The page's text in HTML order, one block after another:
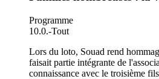
Programme
10.0.-Tout
Lors du loto, Souad rend
faisait partie intégrante de
connaissance avec le troisième